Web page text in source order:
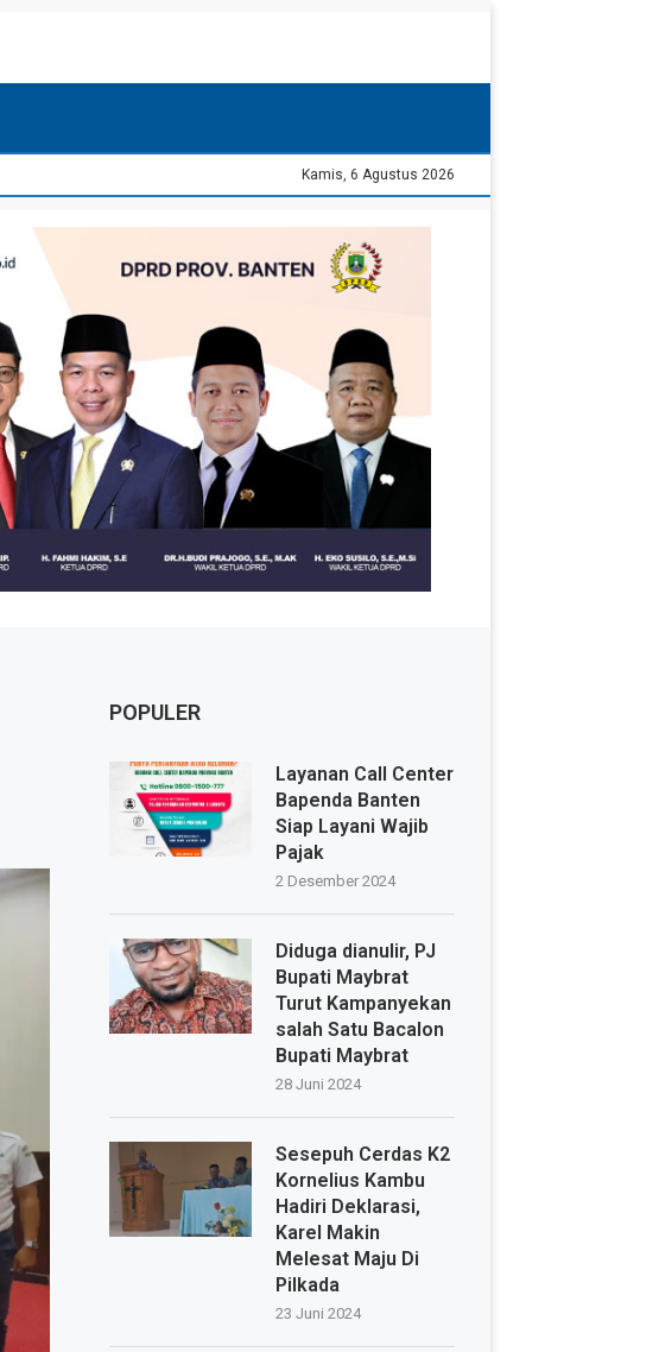
Kamis, 6 Agustus 2026
POPULER
Layanan Call Center
Bapenda Banten
Siap Layani Wajib
Pajak
2 Desember 2024
Diduga dianulir, PJ
Bupati Maybrat
Turut Kampanyekan
salah Satu Bacalon
Bupati Maybrat
28 Juni 2024
Sesepuh Cerdas K2
Kornelius Kambu
Hadiri Deklarasi,
Karel Makin
Melesat Maju Di
Pilkada
23 Juni 2024